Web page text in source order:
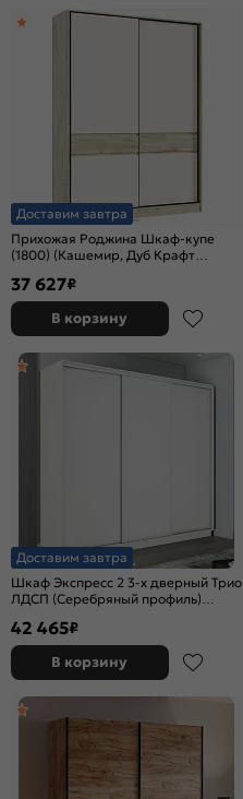
Доставим завтра
Прихожая Роджина Шкаф-купе
(1800) (Кашемир, Дуб Крафт
37 627₽
В корзину
Доставим завтра
Шкаф Экспресс 2 3-х дверный Трио
ЛДСП (Серебряный профиль)
42 465₽
В корзину